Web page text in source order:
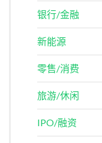
银行/金融
新能源
零售/消费
旅游/休闲
IPO/融资